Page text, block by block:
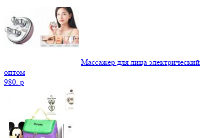
Массажер для лица электрический
оптом
980. p